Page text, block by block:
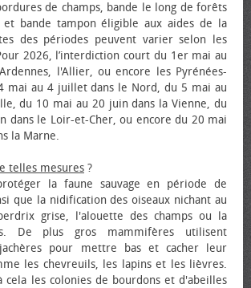
de champs, bande le long de forêts
et bande tampon éligible aux aides de la
des périodes peuvent varier selon les
2026, l’interdiction court du 1er mai au
l'Allier, ou encore les Pyrénées-
mai au 4 juillet dans le Nord, du 5 mai au
du 10 mai au 20 juin dans la Vienne, du
dans le Loir-et-Cher, ou encore du 20 mai
la Marne.
telles mesures ?
la faune sauvage en période de
que la nidification des oiseaux nichant au
grise, l'alouette des champs ou la
De plus gros mammifères utilisent
pour mettre bas et cacher leur
les chevreuils, les lapins et les lièvres.
les colonies de bourdons et d'abeilles